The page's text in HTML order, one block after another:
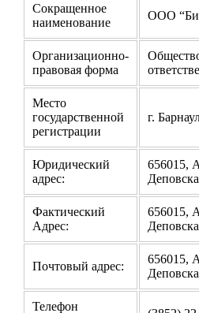
Сокращенное
наименование
ООО
Организационно-
правовая форма
Место
государственной
регистрации
г.
Юридический
адрес:
656015,
Фактический
Адрес:
656015,
Почтовый адрес:
656015,
Телефон